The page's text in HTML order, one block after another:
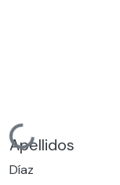
Cargando...
Apellidos
Díaz